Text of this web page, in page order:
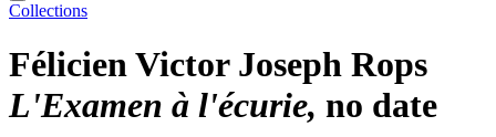
Collections
Félicien Victor Joseph Rops
L'Examen à l'écurie no date